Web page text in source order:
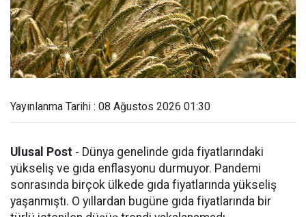
Yayınlanma Tarihi : 08 Ağustos 2026 01:30
Ulusal Post - Dünya genelinde gıda fiyatlarındaki
yükseliş ve gıda enflasyonu durmuyor. Pandemi
sonrasında birçok ülkede gıda fiyatlarında yükseliş
yaşanmıştı. O yıllardan bugüne gıda fiyatlarında bir